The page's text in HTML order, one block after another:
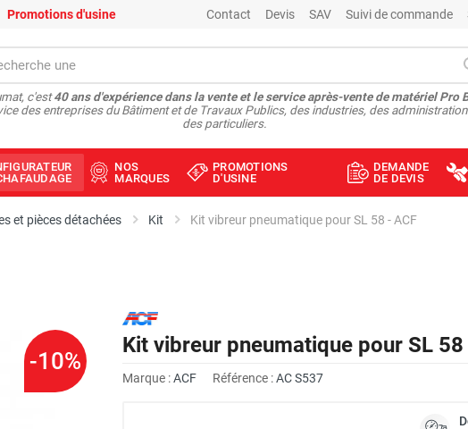
Promotions d'usine Contact Devis SAV Suivi de commande
c'est40 ans d'expérience dans la vente et le service après-vente de matériel Pro
des entreprises du Bâtiment et de Travaux Publics, des industries, des
des particuliers.
NOS
MARQUES
PROMOTIONS
D'USINE
DEMANDE
DE DEVIS
et pièces détachées Kit Kit vibreur pneumatique pour SL 58 - ACF
-10%
Kit vibreur pneumatique pour SL 58
Marque :ACF Référence :AC S537